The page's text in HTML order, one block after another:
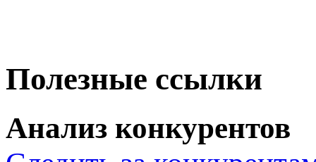
Полезные ссылки
Анализ конкурентов